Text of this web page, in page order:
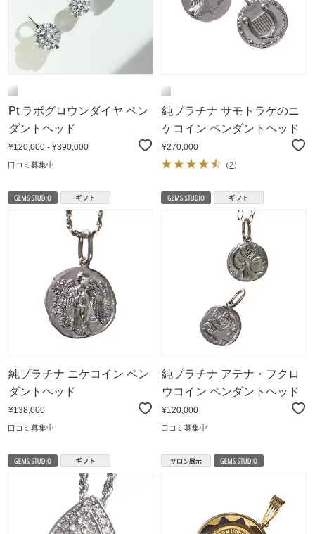
Pt ラボグロウンダイヤ ペン
ダントヘッド
¥120,000 - ¥390,000
口コミ募集中
純プラチナ サモトラケのニ
ケコイン ペンダントヘッド
¥270,000
（2）
純プラチナ ニケコイン ペン
ダントヘッド
¥138,000
口コミ募集中
純プラチナ アテナ・フクロ
ウコイン ペンダントヘッド
¥120,000
口コミ募集中